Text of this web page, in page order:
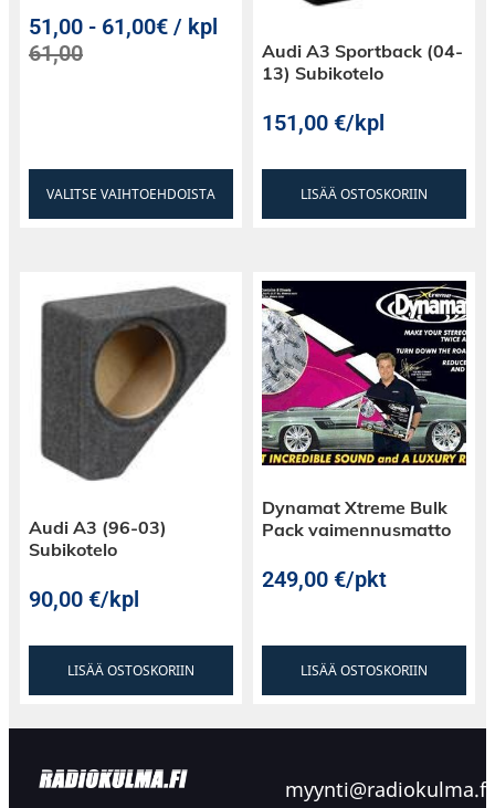
51,00 - 61,00€ / kpl
61,00
VALITSE VAIHTOEHDOISTA
Audi A3 Sportback (04-
13) Subikotelo
151,00€/kpl
LISÄÄ OSTOSKORIIN
Audi A3 (96-03)
Subikotelo
90,00€/kpl
LISÄÄ OSTOSKORIIN
Dynamat Xtreme Bulk
Pack vaimennusmatto
249,00€/pkt
LISÄÄ OSTOSKORIIN
myynti@radiokulma.fi